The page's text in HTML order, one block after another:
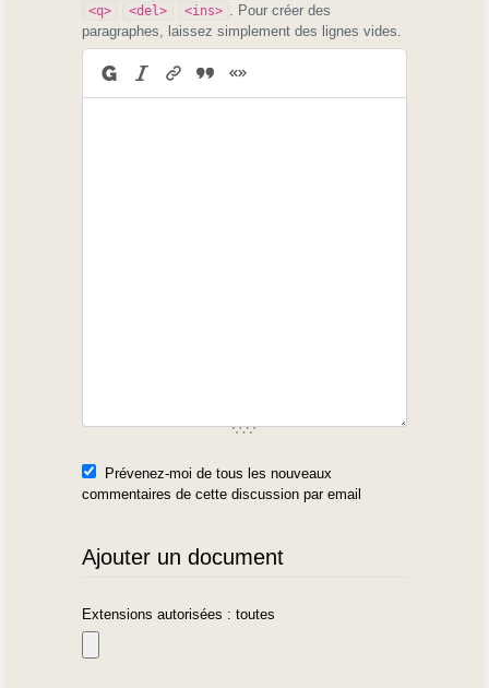
<q> <del> <ins>
. Pour créer des
paragraphes, laissez simplement des lignes vides.
Prévenez-moi de tous les nouveaux
commentaires de cette discussion par email
Ajouter un document
Extensions autorisées : toutes